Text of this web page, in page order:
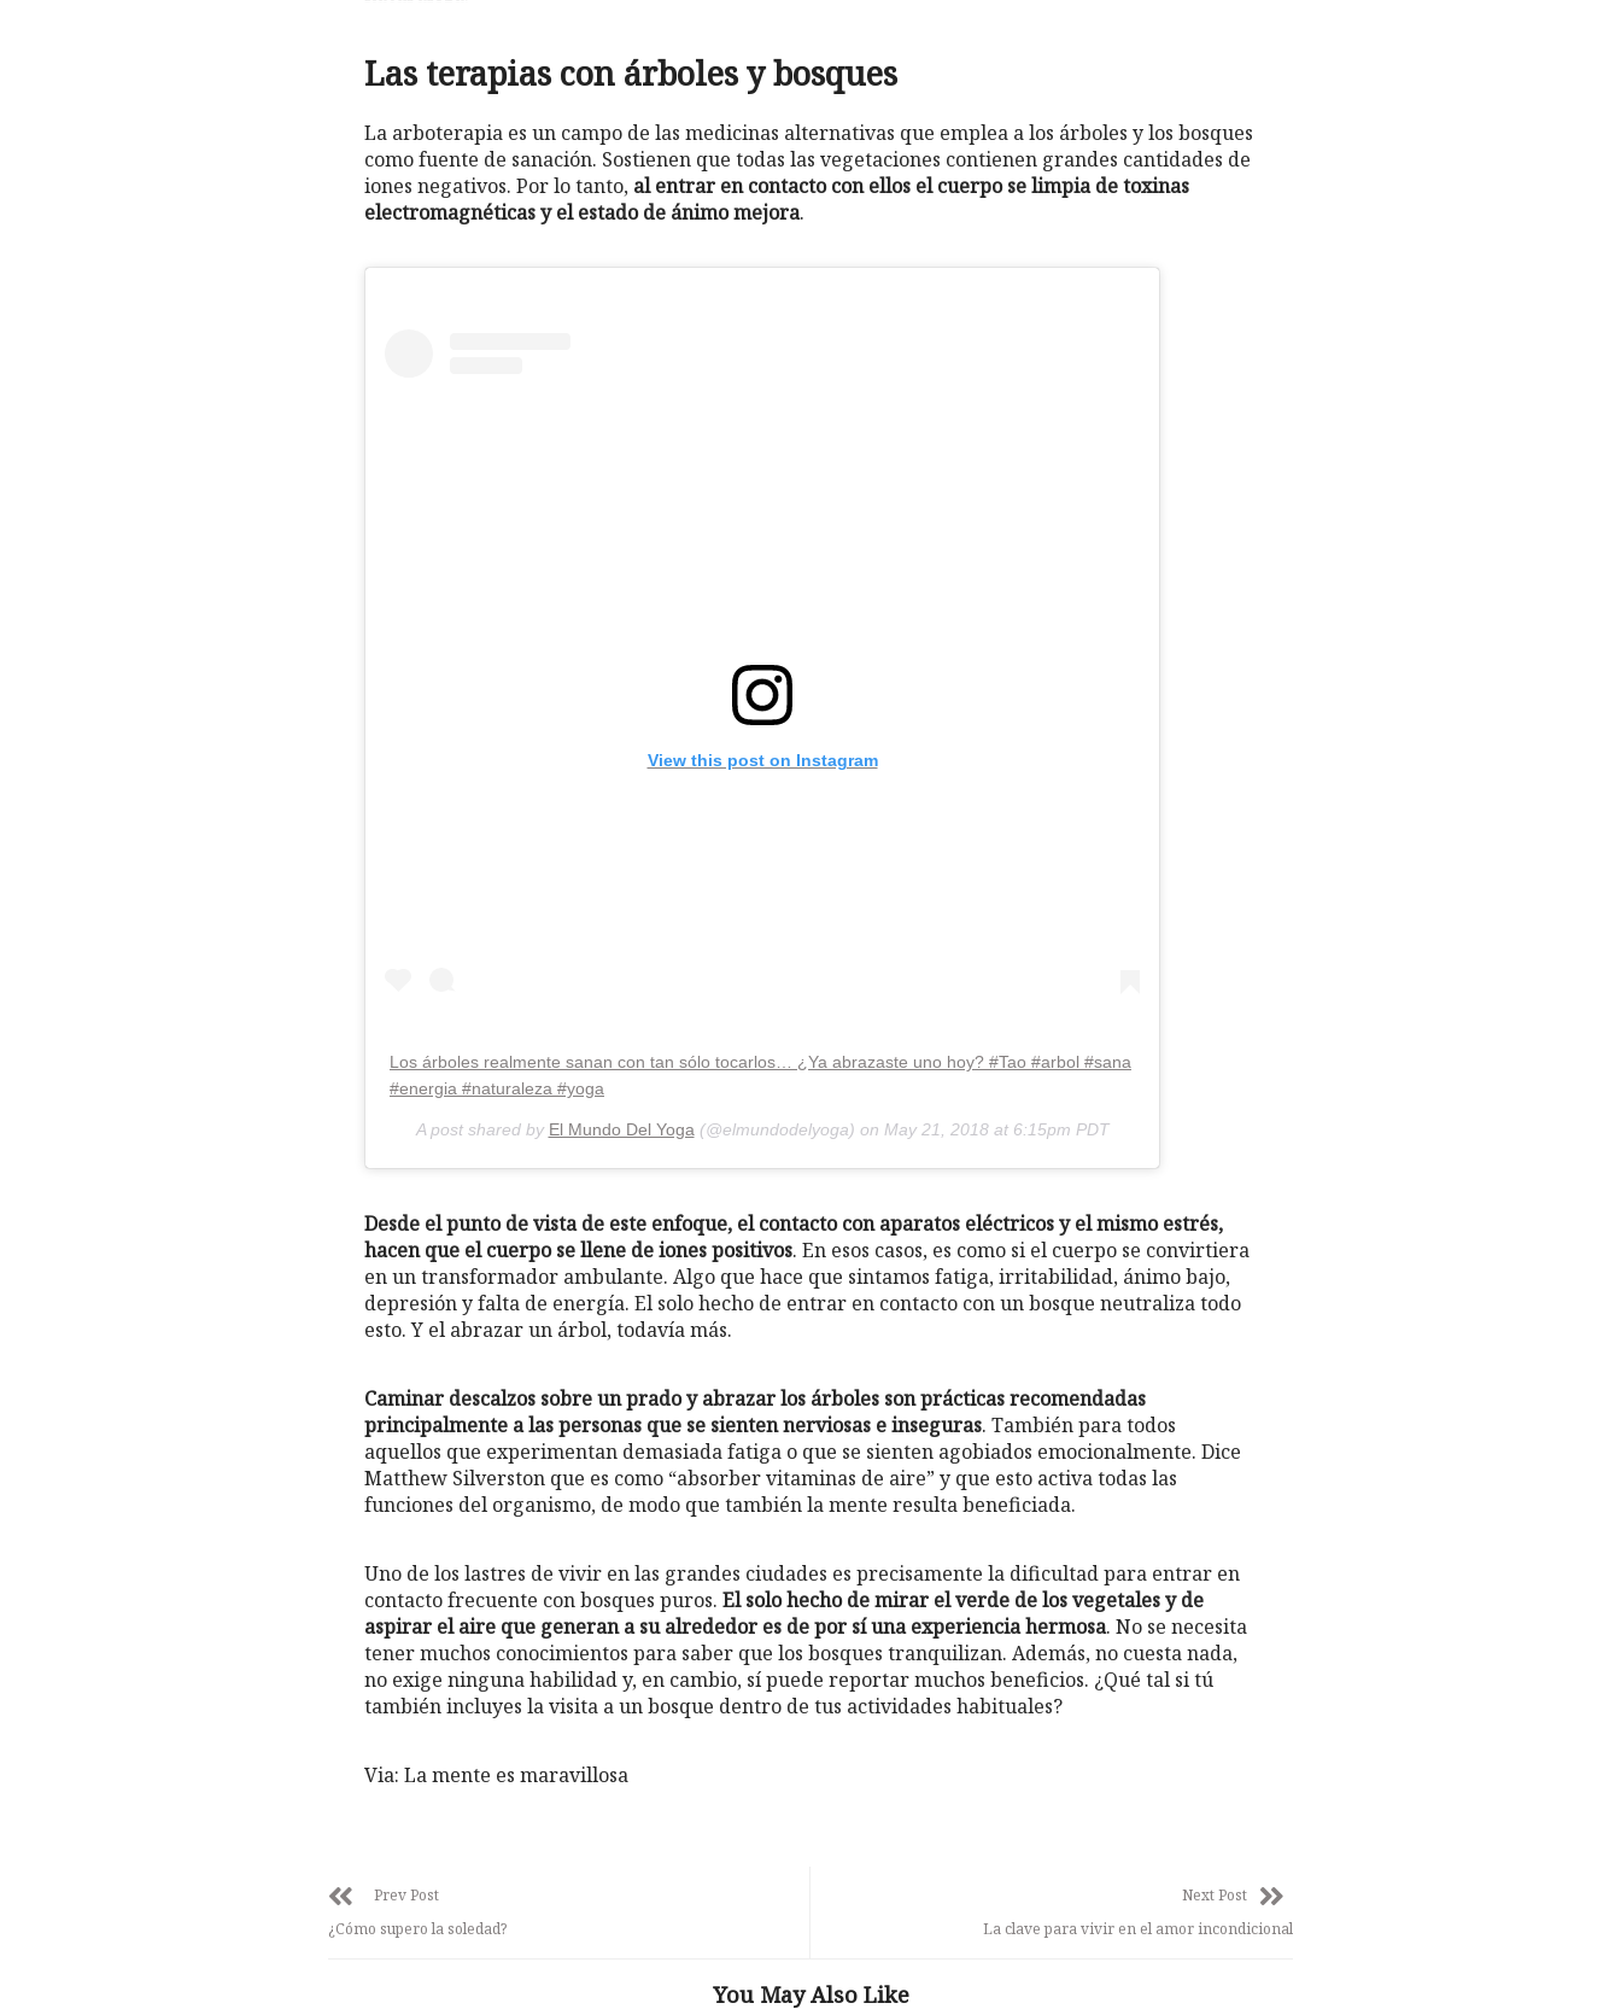
Las terapias con árboles y bosques
La arboterapia es un campo de las medicinas alternativas que emplea a los árboles y los bosques
como fuente de sanación. Sostienen que todas las vegetaciones contienen grandes cantidades de
iones negativos. Por lo tanto, al entrar en contacto con ellos el cuerpo se limpia de toxinas
electromagnéticas y el estado de ánimo mejora.
View this post on Instagram
Los árboles realmente sanan con tan sólo tocarlos… ¿Ya abrazaste uno hoy? #Tao #arbol #sana
#energia #naturaleza #yoga
A post shared by El Mundo Del Yoga (@elmundodelyoga) on May 21, 2018 at 6:15pm PDT
Desde el punto de vista de este enfoque, el contacto con aparatos eléctricos y el mismo estrés,
hacen que el cuerpo se llene de iones positivos. En esos casos, es como si el cuerpo se convirtiera
en un transformador ambulante. Algo que hace que sintamos fatiga, irritabilidad, ánimo bajo,
depresión y falta de energía. El solo hecho de entrar en contacto con un bosque neutraliza todo
esto. Y el abrazar un árbol, todavía más.
Caminar descalzos sobre un prado y abrazar los árboles son prácticas recomendadas
principalmente a las personas que se sienten nerviosas e inseguras. También para todos
aquellos que experimentan demasiada fatiga o que se sienten agobiados emocionalmente. Dice
Matthew Silverston que es como “absorber vitaminas de aire” y que esto activa todas las
funciones del organismo, de modo que también la mente resulta beneficiada.
Uno de los lastres de vivir en las grandes ciudades es precisamente la dificultad para entrar en
contacto frecuente con bosques puros. El solo hecho de mirar el verde de los vegetales y de
aspirar el aire que generan a su alrededor es de por sí una experiencia hermosa. No se necesita
tener muchos conocimientos para saber que los bosques tranquilizan. Además, no cuesta nada,
no exige ninguna habilidad y, en cambio, sí puede reportar muchos beneficios. ¿Qué tal si tú
también incluyes la visita a un bosque dentro de tus actividades habituales?
Via: La mente es maravillosa
Prev Post
¿Cómo supero la soledad?
Next Post
La clave para vivir en el amor incondicional
You May Also Like